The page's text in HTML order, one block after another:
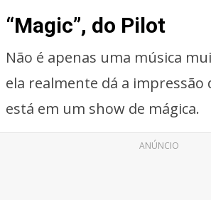
“Magic”, do Pilot
Não é apenas uma música
ela realmente dá a impressão
está em um show de mágica.
ANÚNCIO